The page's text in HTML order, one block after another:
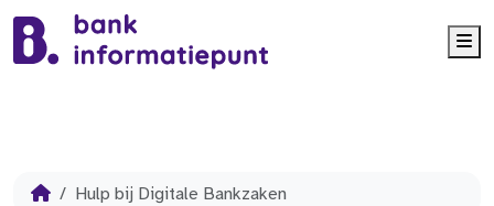
Hulp bij Digitale Bankzaken